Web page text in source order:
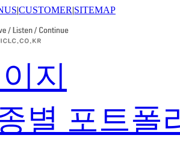
|CUSTOMER|SITEMAP
지
별 포트폴